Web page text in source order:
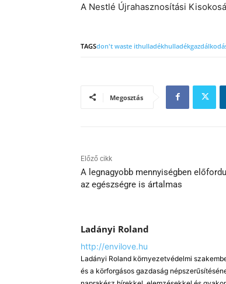
A Nestlé Újrahasznosítási
TAGSdon't waste ithulladék
Megosztás
Előző cikk
A legnagyobb mennyiségben
az egészségre is ártalmas
Ladányi Roland
http://envilove.hu
Ladányi Roland környezetvédelmi
és a körforgásos gazdaság